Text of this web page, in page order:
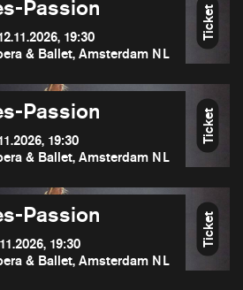
Passion
19:30
& Ballet, Amsterdam NL
Ticket
Passion
19:30
& Ballet, Amsterdam NL
Ticket
Passion
19:30
& Ballet, Amsterdam NL
Ticket